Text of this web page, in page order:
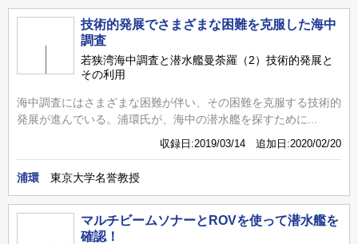
技術的発展でさまざまな困難を克服した海中
調査
若狭湾海中調査と潜水艦曼荼羅（2）技術的発展と
その利用
海中調査にはさまざまな困難が伴い、その困難を克服する技術的
発展が進んでいる。浦環氏が、海中の潜水艦を探すために...
収録日:2019/03/14 追加日:2020/02/20
浦環 東京大学名誉教授
マルチビームソナーとROVを使って潜水艦を
確認！